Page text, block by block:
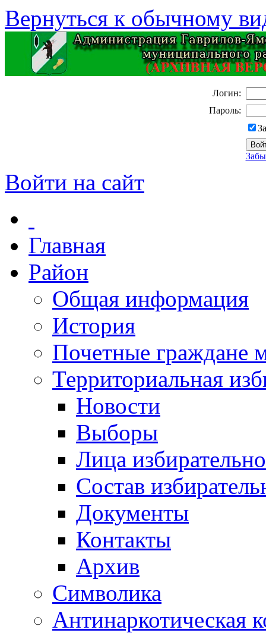
Вернуться к обычному
Логин:
Пароль:
Войти на сайт
Главная
Район
Общая информация
История
Почетные граждане
Территориальная
Новости
Выборы
Лица
Состав
Документы
Контакты
Архив
Символика
Антинаркотическая